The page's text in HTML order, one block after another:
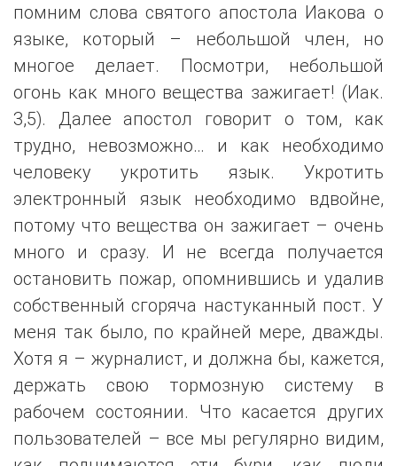
помним слова святого апостола Иакова о
языке, который – небольшой член, но
многое делает. Посмотри, небольшой
огонь как много вещества зажигает! (Иак.
3,5). Далее апостол говорит о том, как
трудно, невозможно… и как необходимо
человеку укротить язык. Укротить
электронный язык необходимо вдвойне,
потому что вещества он зажигает – очень
много и сразу. И не всегда получается
остановить пожар, опомнившись и удалив
собственный сгоряча настуканный пост. У
меня так было, по крайней мере, дважды.
Хотя я – журналист, и должна бы, кажется,
держать свою тормозную систему в
рабочем состоянии. Что касается других
пользователей – все мы регулярно видим,